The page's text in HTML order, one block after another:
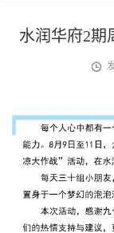
水润华府2期